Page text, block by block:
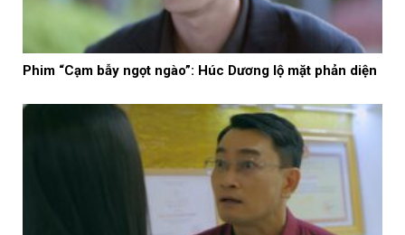
Phim “Cạm bẫy ngọt ngào”: Húc Dương lộ mặt phản diện